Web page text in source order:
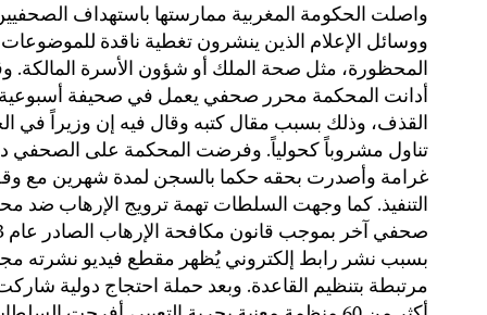
واصلت الحكومة المغربية ممارستها باستهداف
ووسائل الإعلام الذين ينشرون تغطية ناقدة للموضوعات
المحظورة، مثل صحة الملك أو شؤون الأسرة المالكة.
أدانت المحكمة محرر صحفي يعمل في صحيفة أسبوعية
القذف، وذلك بسبب مقال كتبه وقال فيه إن وزيراً في
تناول مشروباً كحولياً. وفرضت المحكمة على الصحفي
غرامة وأصدرت بحقه حكما بالسجن لمدة شهرين مع
التنفيذ. كما وجهت السلطات تهمة ترويج الإرهاب ضد
بسبب نشر رابط إلكتروني يُظهر مقطع فيديو نشرته
مرتبطة بتنظيم القاعدة. وبعد حملة احتجاج دولية